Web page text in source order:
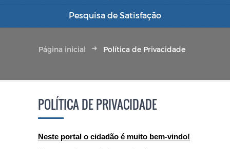
Pesquisa de Satisfação
Página inicial Política de Privacidade
POLÍTICA DE PRIVACIDADE
Neste portal o cidadão é muito bem-vindo!